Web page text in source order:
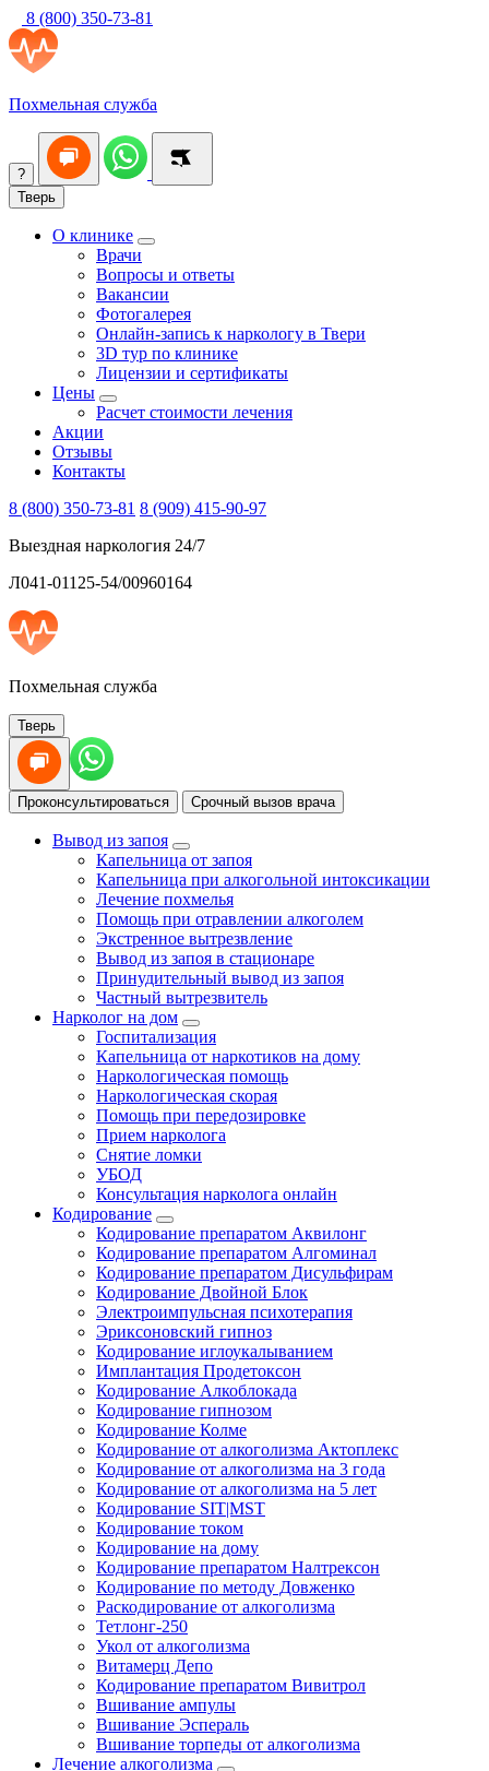
8 (800) 350-73-81
Похмельная служба
?
Тверь
О клинике
Врачи
Вопросы и ответы
Вакансии
Фотогалерея
Онлайн-запись к наркологу в Твери
3D тур по клинике
Лицензии и сертификаты
Цены
Расчет стоимости лечения
Акции
Отзывы
Контакты
8 (800) 350-73-81 8 (909) 415-90-97
Выездная наркология 24/7
Л041-01125-54/00960164
Похмельная служба
Тверь
Проконсультироваться Срочный вызов врача
Вывод из запоя
Капельница от запоя
Капельница при алкогольной интоксикации
Лечение похмелья
Помощь при отравлении алкоголем
Экстренное вытрезвление
Вывод из запоя в стационаре
Принудительный вывод из запоя
Частный вытрезвитель
Нарколог на дом
Госпитализация
Капельница от наркотиков на дому
Наркологическая помощь
Наркологическая скорая
Помощь при передозировке
Прием нарколога
Снятие ломки
УБОД
Консультация нарколога онлайн
Кодирование
Кодирование препаратом Аквилонг
Кодирование препаратом Алгоминал
Кодирование препаратом Дисульфирам
Кодирование Двойной Блок
Электроимпульсная психотерапия
Эриксоновский гипноз
Кодирование иглоукалыванием
Имплантация Продетоксон
Кодирование Алкоблокада
Кодирование гипнозом
Кодирование Колме
Кодирование от алкоголизма Актоплекс
Кодирование от алкоголизма на 3 года
Кодирование от алкоголизма на 5 лет
Кодирование SIT|MST
Кодирование током
Кодирование на дому
Кодирование препаратом Налтрексон
Кодирование по методу Довженко
Раскодирование от алкоголизма
Тетлонг-250
Укол от алкоголизма
Витамерц Депо
Кодирование препаратом Вивитрол
Вшивание ампулы
Вшивание Эспераль
Вшивание торпеды от алкоголизма
Лечение алкоголизма